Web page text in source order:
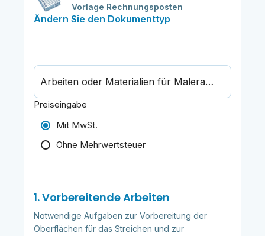
Vorlage Rechnungsposten
Ändern Sie den Dokumenttyp
Arbeiten oder Materialien für Malerarbeiten suchen
Preiseingabe
Mit MwSt.
Ohne Mehrwertsteuer
1. Vorbereitende Arbeiten
Notwendige Aufgaben zur Vorbereitung der
Oberflächen für das Streichen und zur